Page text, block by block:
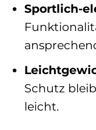
Sportlich-
Schutz
leicht.